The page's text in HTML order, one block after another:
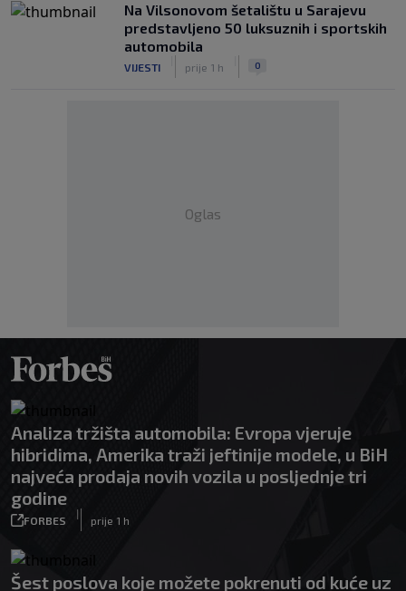
Na Vilsonovom šetalištu u Sarajevu
predstavljeno 50 luksuznih i sportskih
automobila
VIJESTI prije 1 h 0
Oglas
Analiza tržišta automobila: Evropa vjeruje
hibridima, Amerika traži jeftinije modele, u BiH
najveća prodaja novih vozila u posljednje tri
godine
FORBES
|
prije 1 h
Šest poslova koje možete pokrenuti od kuće uz